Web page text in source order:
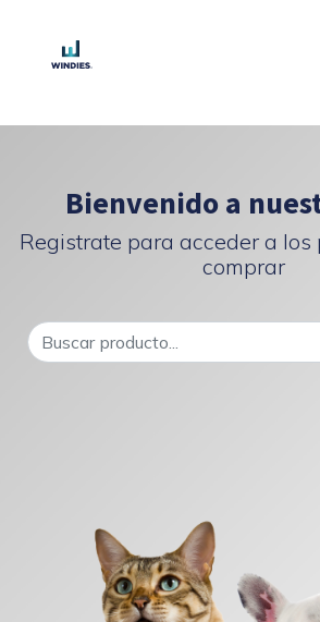
Bienvenido a
Registrate para acceder a los
comprar